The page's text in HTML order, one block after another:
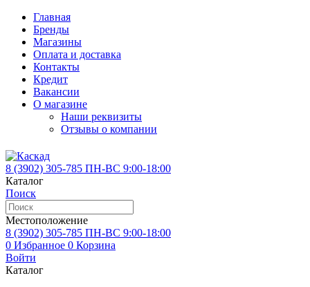
Главная
Бренды
Магазины
Оплата и доставка
Контакты
Кредит
Вакансии
О магазине
Наши реквизиты
Отзывы о компании
8 (3902) 305-785 ПН-ВС 9:00-18:00
Каталог
Поиск
Местоположение
8 (3902) 305-785 ПН-ВС 9:00-18:00
0 Избранное 0 Корзина
Войти
Каталог